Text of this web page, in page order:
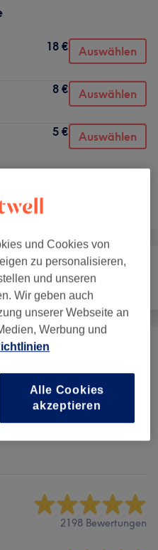
18 € Auswählen
8 € Auswählen
5 € Auswählen
Nägel
(24
ab 13 €
2198 Bewertungen
und Cookies von
zu personalisieren,
und unseren
Wir geben auch
unserer Webseite an
Werbung und
Alle Cookies
akzeptieren